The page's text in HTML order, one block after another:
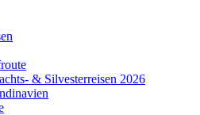
& Silvesterreisen 2026